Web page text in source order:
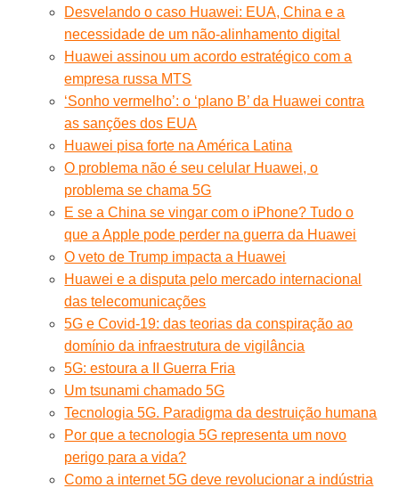
Desvelando o caso Huawei: EUA, China e a
necessidade de um não-alinhamento digital
Huawei assinou um acordo estratégico com a
empresa russa MTS
‘Sonho vermelho’: o ‘plano B’ da Huawei contra
as sanções dos EUA
Huawei pisa forte na América Latina
O problema não é seu celular Huawei, o
problema se chama 5G
E se a China se vingar com o iPhone? Tudo o
que a Apple pode perder na guerra da Huawei
O veto de Trump impacta a Huawei
Huawei e a disputa pelo mercado internacional
das telecomunicações
5G e Covid-19: das teorias da conspiração ao
domínio da infraestrutura de vigilância
5G: estoura a II Guerra Fria
Um tsunami chamado 5G
Tecnologia 5G. Paradigma da destruição humana
Por que a tecnologia 5G representa um novo
perigo para a vida?
Como a internet 5G deve revolucionar a indústria